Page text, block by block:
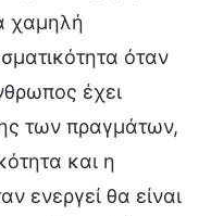
χαμηλή
όταν
έχει
των πραγμάτων,
και η
ενεργεί θα είναι